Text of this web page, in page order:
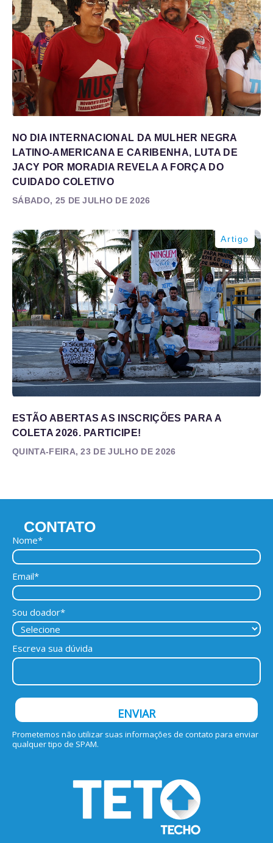
NO DIA INTERNACIONAL DA MULHER NEGRA
LATINO-AMERICANA E CARIBENHA, LUTA DE
JACY POR MORADIA REVELA A FORÇA DO
CUIDADO COLETIVO
SÁBADO, 25 DE JULHO DE 2026
Artigo
ESTÃO ABERTAS AS INSCRIÇÕES PARA A
COLETA 2026. PARTICIPE!
QUINTA-FEIRA, 23 DE JULHO DE 2026
CONTATO
Nome*
Email*
Sou doador*
Escreva sua dúvida
ENVIAR
Prometemos não utilizar suas informações de contato para enviar
qualquer tipo de SPAM.